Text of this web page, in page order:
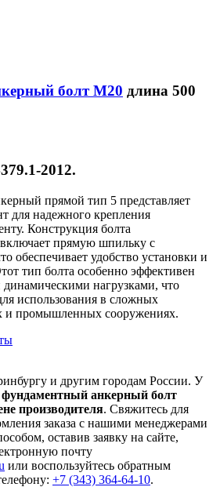
болт М20 длина 500
2012.
прямой тип 5 представляет
для надежного крепления
Конструкция болта
прямую шпильку с
обеспечивает удобство установки и
тип болта особенно эффективен
нагрузками, что
использования в сложных
и промышленных сооружениях.
и другим городам России. У
фундаментный анкерный болт
производителя. Свяжитесь для
заказа с нашими менеджерами
оставив заявку на сайте,
почту
или воспользуйтесь обратным
+7 (343) 364-64-10.